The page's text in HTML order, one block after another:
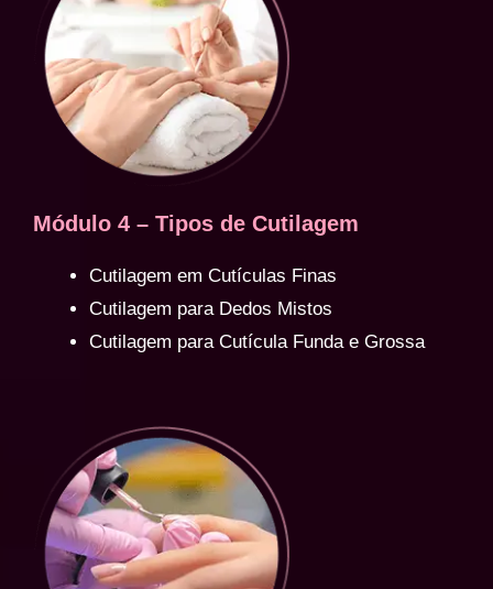
Módulo 4 – Tipos de Cutilagem
Cutilagem em Cutículas Finas
Cutilagem para Dedos Mistos
Cutilagem para Cutícula Funda e Grossa